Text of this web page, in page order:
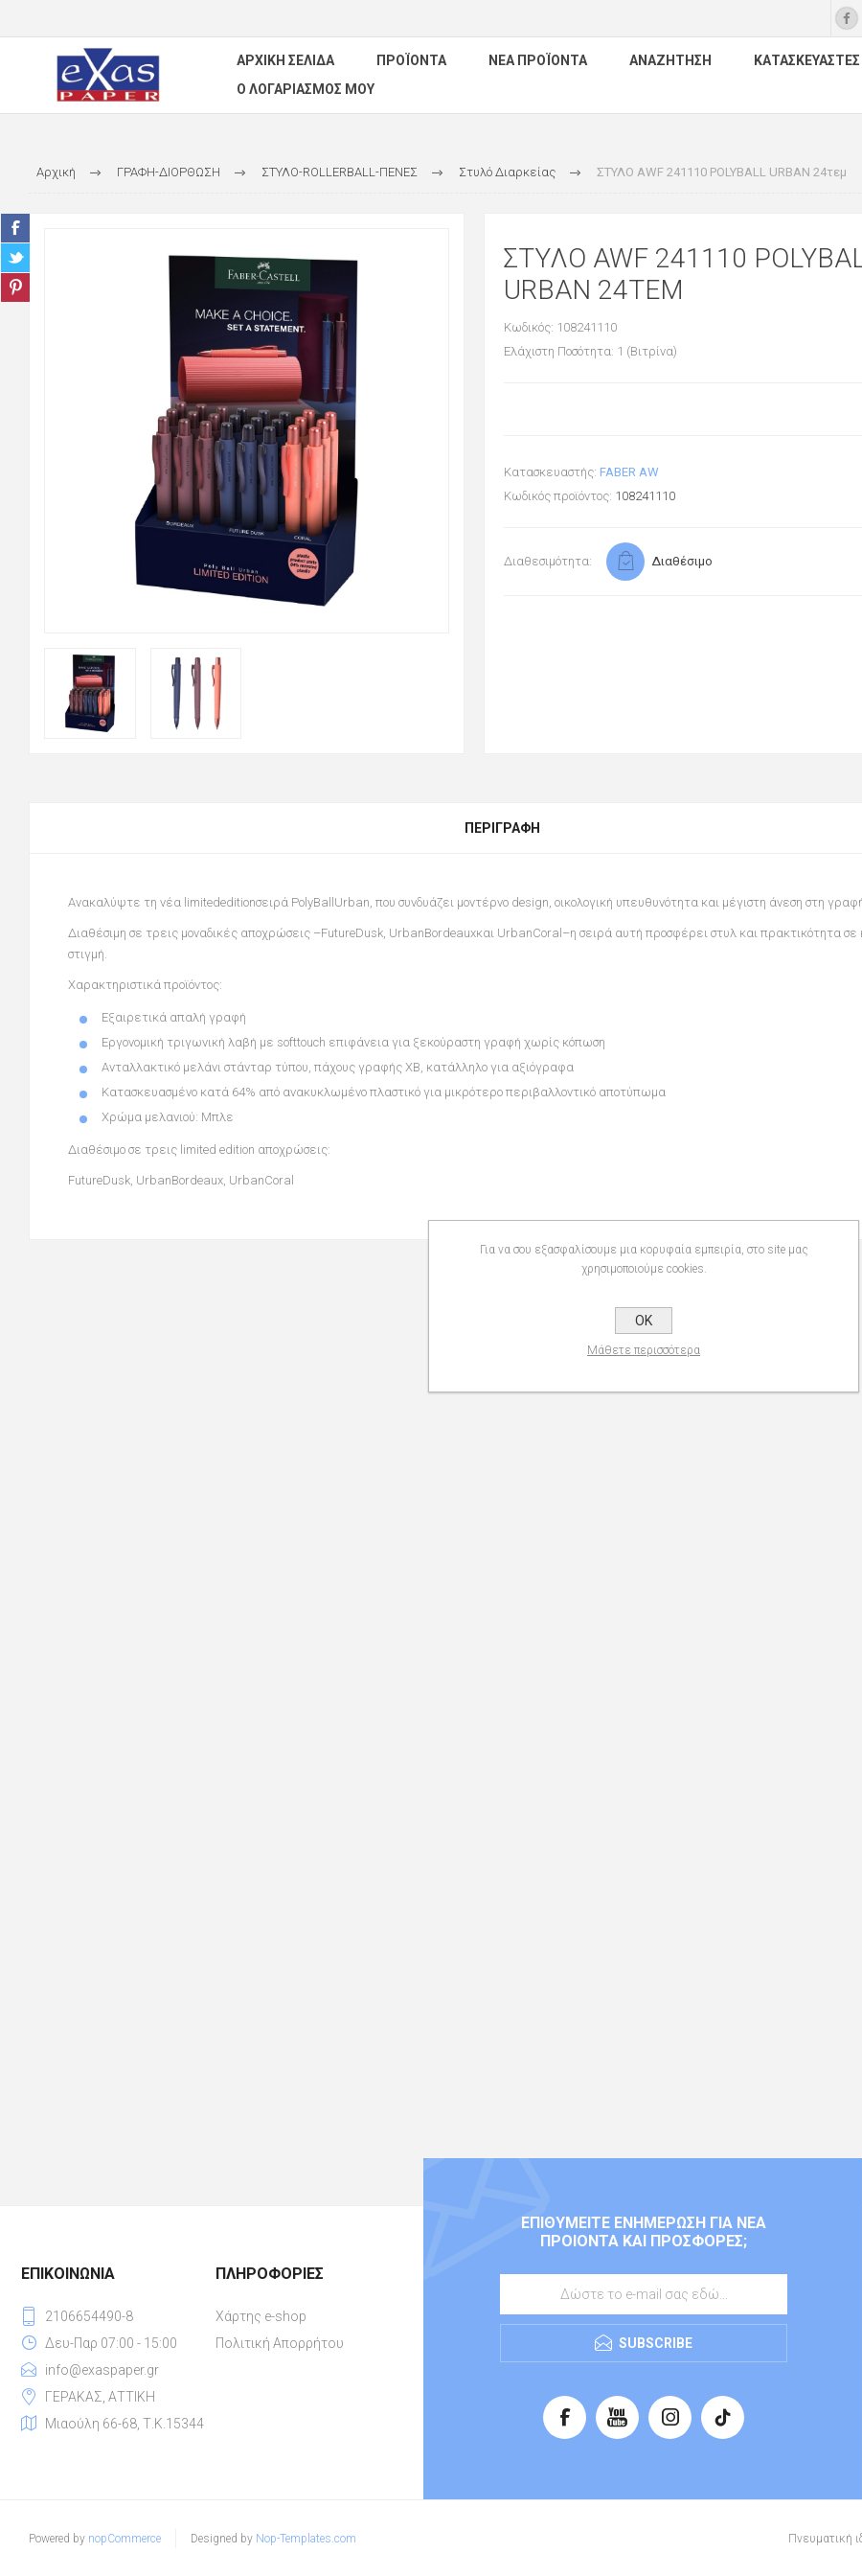
ΑΡΧΙΚΉ ΣΕΛΊΔΑ ΠΡΟΪΌΝΤΑ ΝΈΑ ΠΡΟΪΌΝΤΑ ΑΝΑΖΉΤΗΣΗ ΚΑΤΑΣΚΕΥΑΣΤΈΣ
Ο ΛΟΓΑΡΙΑΣΜΌΣ ΜΟΥ
Αρχική ΓΡΑΦΗ-ΔΙΟΡΘΩΣΗ ΣΤΥΛΟ-ROLLERBALL-ΠΕΝΕΣ Στυλό Διαρκείας ΣΤΥΛΟ AWF 241110 POLYBALL URBAN 24τεμ
ΣΤΥΛΟ AWF 241110
URBAN 24ΤΕΜ
Κωδικός: 108241110
Ελάχιστη Ποσότητα: 1 (Βιτρίνα)
Κατασκευαστής: FABER AW
Κωδικός προϊόντος: 108241110
Διαθεσιμότητα: Διαθέσιμο
ΠΕΡΙΓΡΑΦΉ
Ανακαλύψτε τη νέα limitededitionσειρά PolyBallUrban, που συνδυάζει μοντέρνο design, οικολογική υπευθυνότητα και μέγιστη άνεση στη
Διαθέσιμη σε τρεις μοναδικές αποχρώσεις –FutureDusk, UrbanBordeauxκαι UrbanCoral –η σειρά αυτή προσφέρει στυλ και πρακτικότητα
στιγμή.
Χαρακτηριστικά προϊόντος:
Εξαιρετικά απαλή γραφή
Εργονομική τριγωνική λαβή με softtouch επιφάνεια για ξεκούραστη γραφή χωρίς κόπωση
Ανταλλακτικό μελάνι στάνταρ τύπου, πάχους γραφής XB, κατάλληλο για αξιόγραφα
Κατασκευασμένο κατά 64% από ανακυκλωμένο πλαστικό για μικρότερο περιβαλλοντικό αποτύπωμα
Χρώμα μελανιού: Μπλε
Διαθέσιμο σε τρεις limited edition αποχρώσεις:
FutureDusk, UrbanBordeaux, UrbanCoral
ΕΠΙΘΥΜΕΊΤΕ ΕΝΗΜΈΡΩΣΗ ΓΙΑ ΝΈΑ
ΠΡΟΙΌΝΤΑ ΚΑΙ ΠΡΟΣΦΟΡΈΣ;
SUBSCRIBE
ΕΠΙΚΟΙΝΩΝΊΑ
2106654490-8
Δευ-Παρ 07:00 - 15:00
info@exaspaper.gr
ΓΕΡΑΚΑΣ, ΑΤΤΙΚΗ
Μιαούλη 66-68, Τ.Κ.15344
ΠΛΗΡΟΦΟΡΊΕΣ
Χάρτης e-shop
Πολιτική Απορρήτου
Powered by nopCommerce Designed by Nop-Templates.com Πνευματική
Για να σου εξασφαλίσουμε μια κορυφαία εμπειρία, στο site μας
χρησιμοποιούμε cookies.
OK
Μάθετε περισσότερα